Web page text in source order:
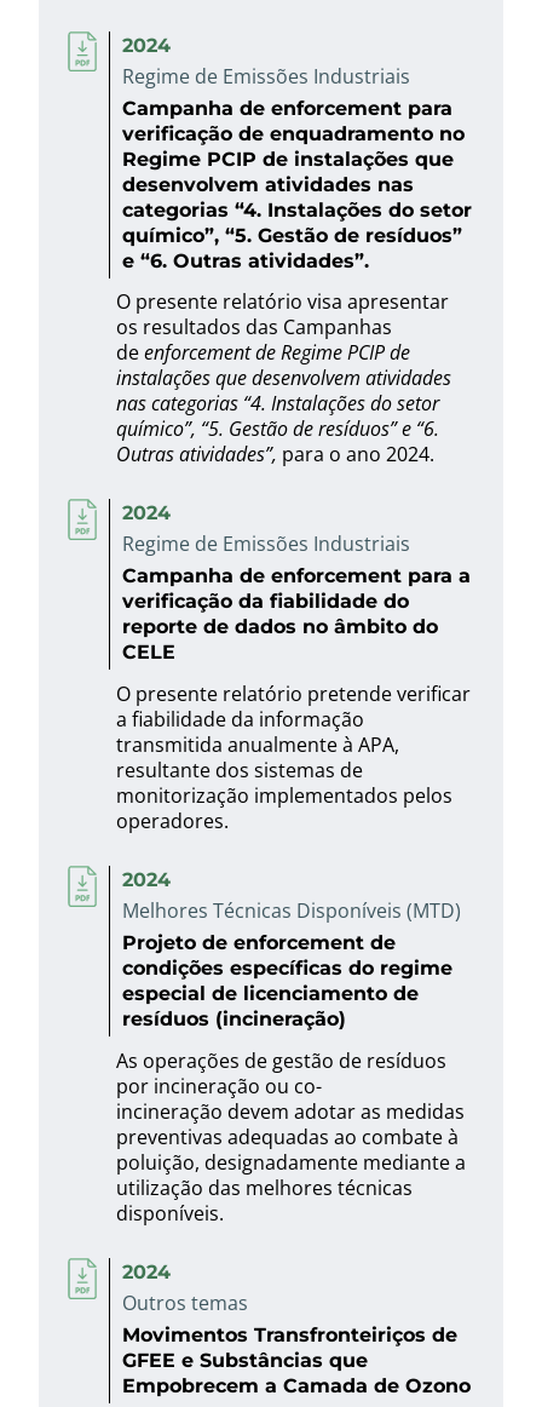
2024
Regime de Emissões Industriais
Campanha de enforcement para
verificação de enquadramento no
Regime PCIP de instalações que
desenvolvem atividades nas
categorias “4. Instalações do setor
químico”, “5. Gestão de resíduos”
e “6. Outras atividades”.
O presente relatório visa apresentar
os resultados das Campanhas
deenforcement de Regime PCIP de
instalações que desenvolvem atividades
nas categorias “4. Instalações do setor
químico”, “5. Gestão de resíduos” e “6.
Outras atividades”, para o ano 2024.
2024
Regime de Emissões Industriais
Campanha de enforcement para a
verificação da fiabilidade do
reporte de dados no âmbito do
CELE
O presente relatório pretende verificar
a fiabilidade da informação
transmitida anualmente à APA,
resultante dos sistemas de
monitorização implementados pelos
operadores.
2024
Melhores Técnicas Disponíveis (MTD)
Projeto de enforcement de
condições específicas do regime
especial de licenciamento de
resíduos (incineração)
As operações de gestão de resíduos
por incineração ou co-
incineração devem adotar as medidas
preventivas adequadas ao combate à
poluição, designadamente mediante a
utilização das melhores técnicas
disponíveis.
2024
Outros temas
Movimentos Transfronteiriços de
GFEE e Substâncias que
Empobrecem a Camada de Ozono